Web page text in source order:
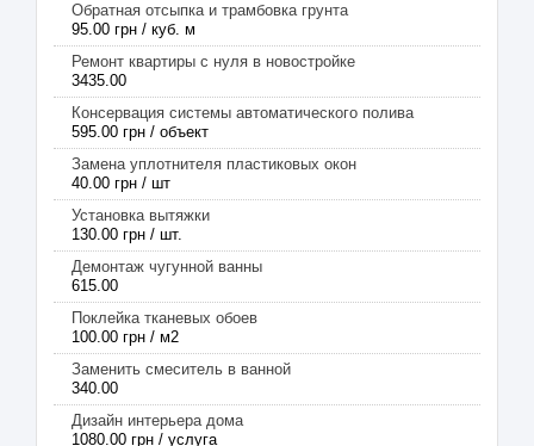
Обратная отсыпка и трамбовка грунта
95.00 грн / куб. м
Ремонт квартиры с нуля в новостройке
3435.00
Консервация системы автоматического полива
595.00 грн / объект
Замена уплотнителя пластиковых окон
40.00 грн / шт
Установка вытяжки
130.00 грн / шт.
Демонтаж чугунной ванны
615.00
Поклейка тканевых обоев
100.00 грн / м2
Заменить смеситель в ванной
340.00
Дизайн интерьера дома
1080.00 грн / услуга